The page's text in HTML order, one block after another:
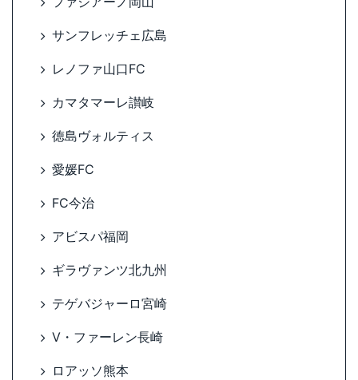
サンフレッチェ広島
レノファ山口FC
カマタマーレ讃岐
徳島ヴォルティス
愛媛FC
FC今治
アビスパ福岡
ギラヴァンツ北九州
テゲバジャーロ宮崎
V・ファーレン長崎
ロアッソ熊本